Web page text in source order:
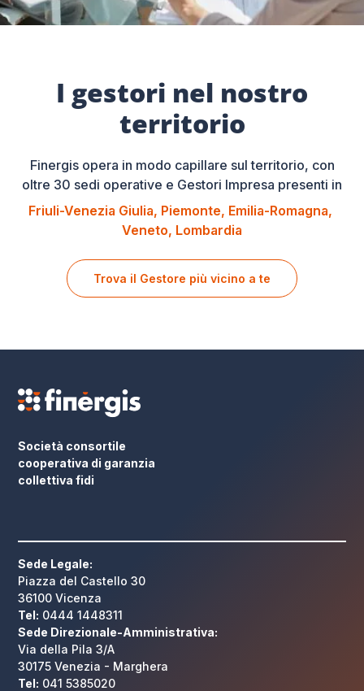
I gestori nel nostro
territorio
Finergis opera in modo capillare sul territorio, con
oltre 30 sedi operative e Gestori Impresa presenti in
Friuli-Venezia Giulia Piemonte Emilia-Romagna
Veneto Lombardia
Trova il Gestore più vicino a te
Società consortile
cooperativa di garanzia
collettiva fidi
Sede Legale:
Piazza del Castello 30
36100 Vicenza
Tel: 0444 1448311
Sede Direzionale-Amministrativa:
Via della Pila 3/A
30175 Venezia - Marghera
Tel: 041 5385020